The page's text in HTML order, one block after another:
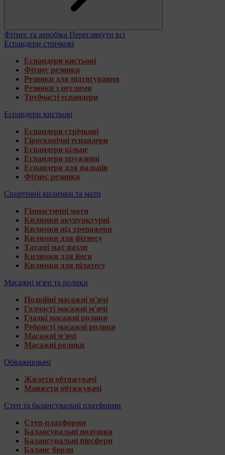
Фітнес та аеробіка Переглянути всі
Еспандери стрічкові
Еспандери кистьові
Фітнес резинки
Резинки для підтягування
Резинки з петлями
Трубчасті еспандери
Еспандери кистьові
Еспандери стрічкові
Гіроскопічні еспандери
Еспандери кільце
Еспандери пружинні
Еспандери для пальців
Фітнес резинки
Спортивні килимки та мати
Гімнастичні мати
Килимки акупунктурні
Килимки під тренажери
Килимки для фітнесу
Татамі мат пазли
Килимки для йоги
Килимки для пілатесу
Масажні м'ячі та ролики
Подвійні масажні м'ячі
Голчасті масажні м'ячі
Гладкі масажні ролики
Ребристі масажні ролики
Масажні м'ячі
Масажні ролики
Обважнювачі
Жилети обтяжувачі
Манжети обтяжувачі
Степ та балансувальні платформи
Степ-платформи
Балансувальні подушки
Балансувальні півсфери
Баланс борди